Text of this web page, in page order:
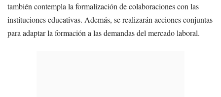
también contempla la formalización de colaboraciones con las
instituciones educativas. Además, se realizarán acciones conjuntas
para adaptar la formación a las demandas del mercado laboral.